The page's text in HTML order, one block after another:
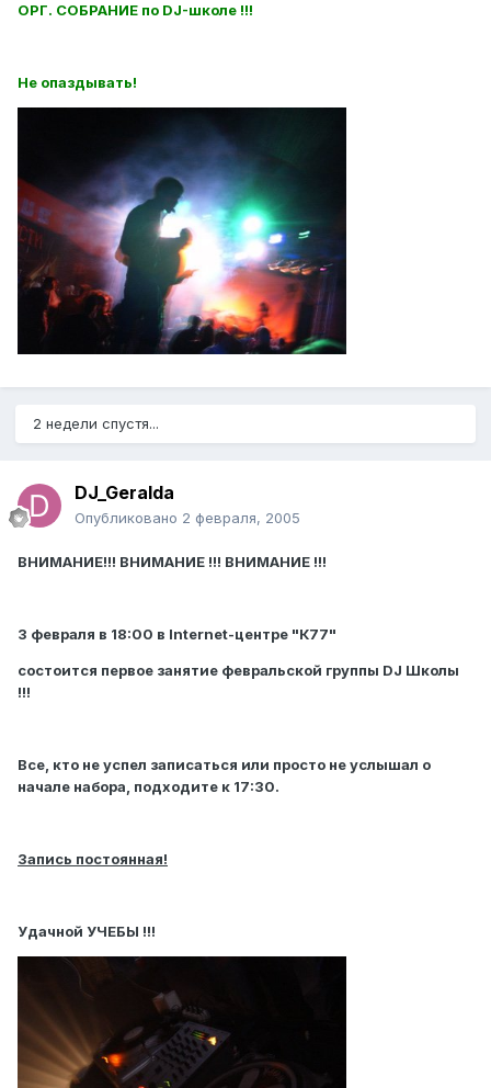
ОРГ. СОБРАНИЕ по DJ-школе !!!
Не опаздывать!
2 недели спустя...
DJ_Geralda
Опубликовано 2 февраля, 2005
ВНИМАНИЕ!!! ВНИМАНИЕ !!! ВНИМАНИЕ !!!
3 февраля в 18:00 в Internet-центре "К77"
состоится первое занятие февральской группы DJ Школы
!!!
Все, кто не успел записаться или просто не услышал о
начале набора, подходите к 17:30.
Запись постоянная!
Удачной УЧЕБЫ !!!